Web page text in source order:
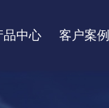
品中心 客户案例